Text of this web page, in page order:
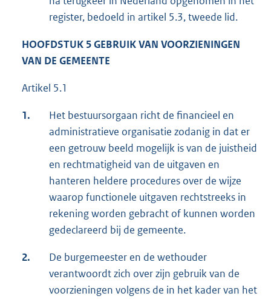
register, bedoeld in artikel 5.3, tweede lid.
HOOFDSTUK 5 GEBRUIK VAN VOORZIENINGEN
VAN DE GEMEENTE
Artikel 5.1
1.
Het bestuursorgaan richt de financieel en
administratieve organisatie zodanig in dat er
een getrouw beeld mogelijk is van de juistheid
en rechtmatigheid van de uitgaven en
hanteren heldere procedures over de wijze
waarop functionele uitgaven rechtstreeks in
rekening worden gebracht of kunnen worden
gedeclareerd bij de gemeente.
2.
De burgemeester en de wethouder
verantwoordt zich over zijn gebruik van de
voorzieningen volgens de in het kader van het